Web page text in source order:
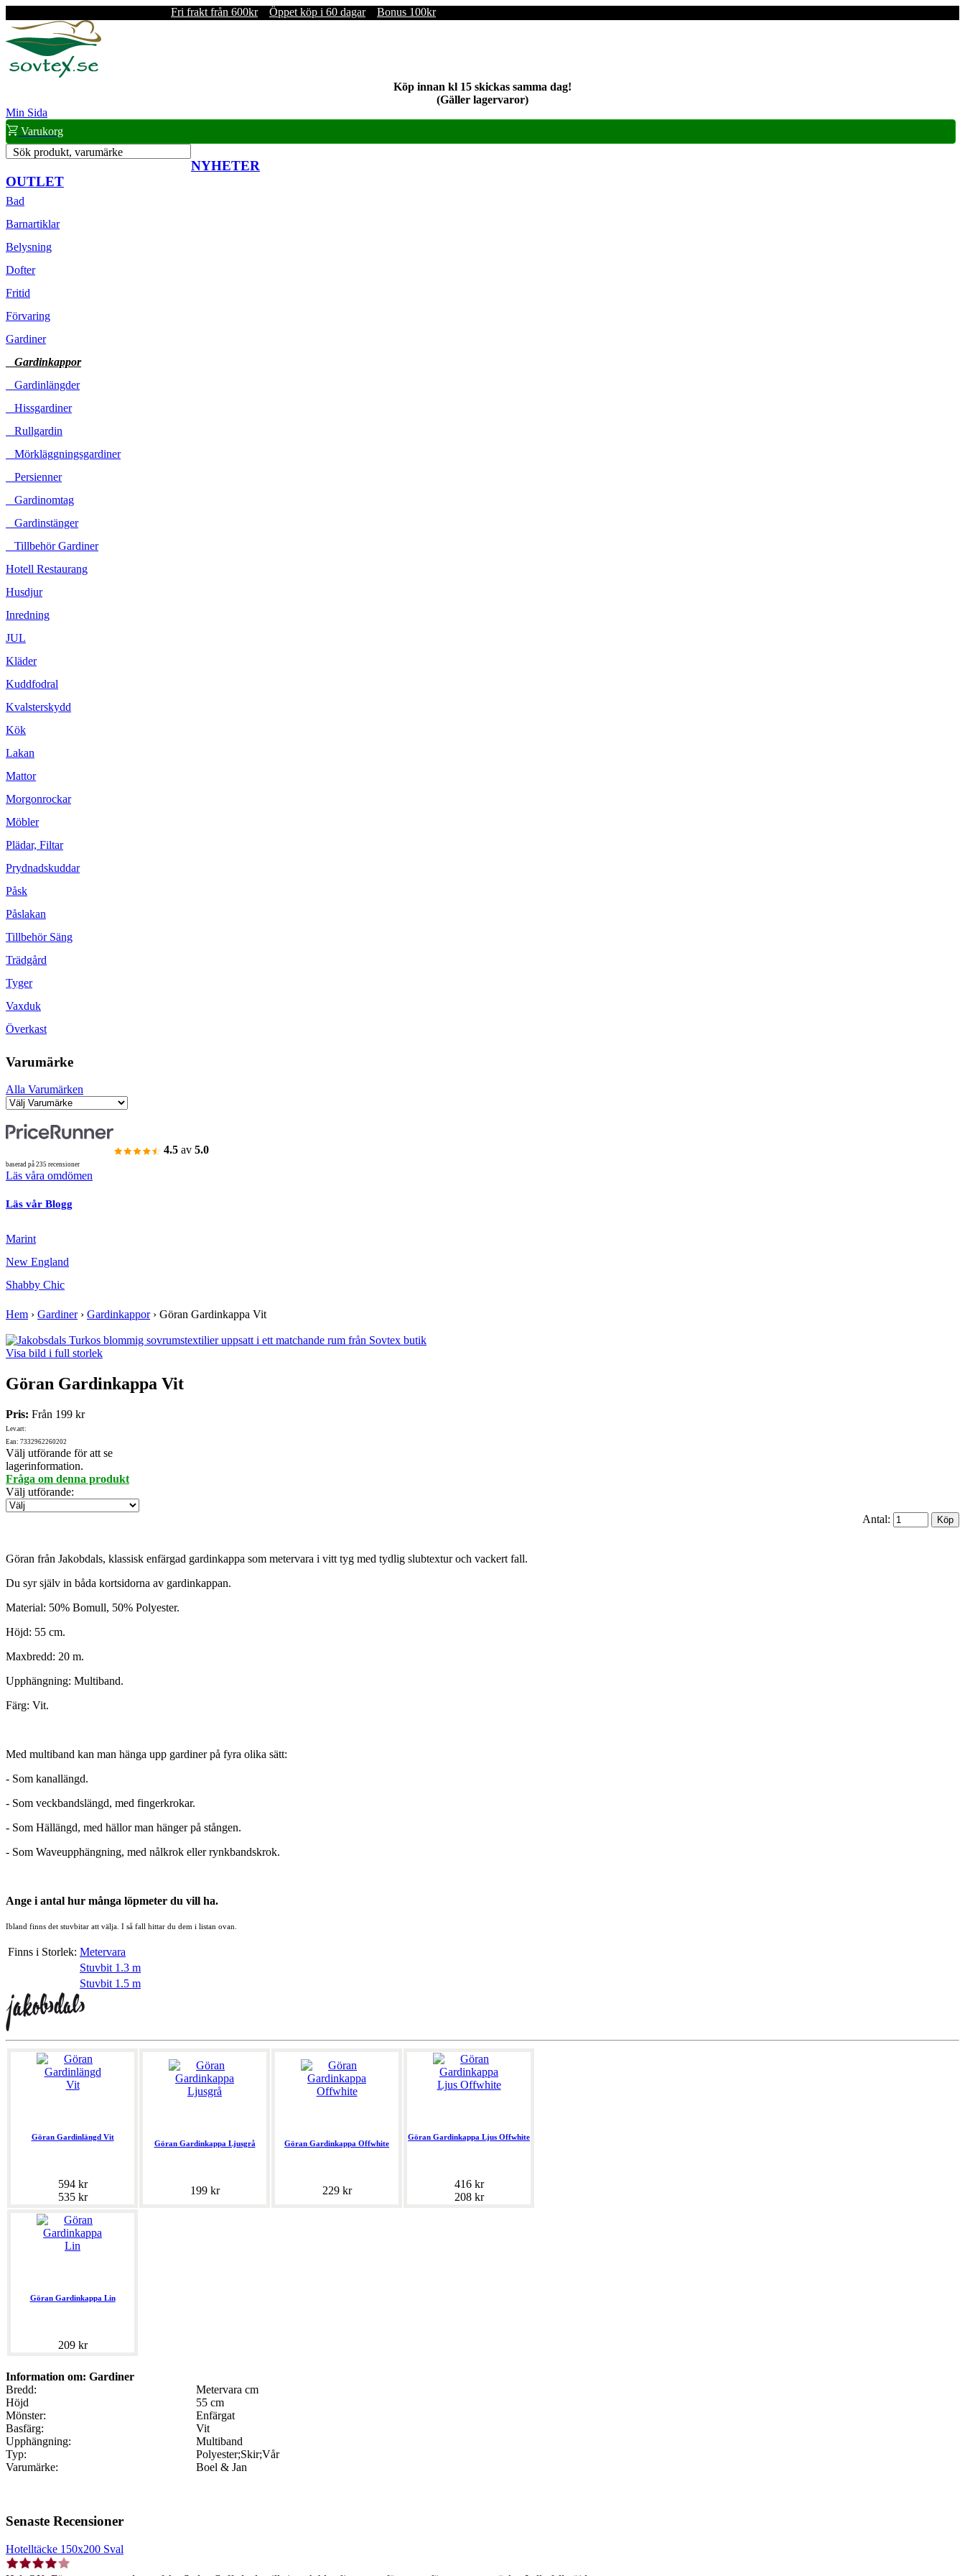
Fri frakt från 600kr Öppet köp i 60 dagar Bonus 100kr
Köp innan kl 15 skickas samma dag!
(Gäller lagervaror)
Min Sida
Varukorg
Sök produkt, varumärke
NYHETER
OUTLET
Bad
Barnartiklar
Belysning
Dofter
Fritid
Förvaring
Gardiner
Gardinkappor
Gardinlängder
Hissgardiner
Rullgardin
Mörkläggningsgardiner
Persienner
Gardinomtag
Gardinstänger
Tillbehör Gardiner
Hotell Restaurang
Husdjur
Inredning
JUL
Kläder
Kuddfodral
Kvalsterskydd
Kök
Lakan
Mattor
Morgonrockar
Möbler
Plädar, Filtar
Prydnadskuddar
Påsk
Påslakan
Tillbehör Säng
Trädgård
Tyger
Vaxduk
Överkast
Varumärke
Alla Varumärken
4.5 av 5.0
baserad på 235 recensioner
Läs våra omdömen
Läs vår Blogg
Marint
New England
Shabby Chic
Hem › Gardiner› Gardinkappor› Göran Gardinkappa Vit
Visa bild i full storlek
Göran Gardinkappa Vit
Pris: Från 199 kr
Lev.art:
Ean: 7332962260202
Välj utförande för att se
lagerinformation.
Fråga om denna produkt
Välj utförande:
Antal:
Göran från Jakobdals, klassisk enfärgad gardinkappa som metervara i vitt tyg med tydlig slubtextur och vackert fall.
Du syr själv in båda kortsidorna av gardinkappan.
Material: 50% Bomull, 50% Polyester.
Höjd: 55 cm.
Maxbredd: 20 m.
Upphängning: Multiband.
Färg: Vit.
Med multiband kan man hänga upp gardiner på fyra olika sätt:
- Som kanallängd.
- Som veckbandslängd, med fingerkrokar.
- Som Hällängd, med hällor man hänger på stången.
- Som Waveupphängning, med nålkrok eller rynkbandskrok.
Ange i antal hur många löpmeter du vill ha.
Ibland finns det stuvbitar att välja. I så fall hittar du dem i listan ovan.
Finns i Storlek: Metervara
Stuvbit 1.3 m
Stuvbit 1.5 m
Göran Gardinlängd Vit
594 kr
535 kr
Göran Gardinkappa Ljusgrå
199 kr
Göran Gardinkappa Offwhite
229 kr
Göran Gardinkappa Ljus Offwhite
416 kr
208 kr
Göran Gardinkappa Lin
209 kr
Information om: Gardiner
Bredd:
Metervara cm
Höjd
55 cm
Mönster:
Enfärgat
Basfärg:
Vit
Upphängning:
Multiband
Typ:
Polyester;Skir;Vår
Varumärke:
Boel & Jan
Senaste Recensioner
Hotelltäcke 150x200 Sval